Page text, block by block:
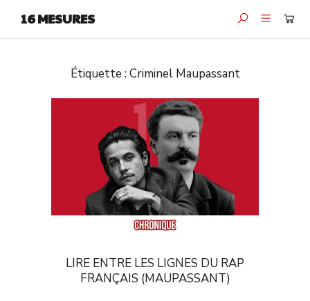
16 MESURES
Étiquette :Criminel Maupassant
LIRE ENTRE LES LIGNES DU RAP
FRANÇAIS (MAUPASSANT)